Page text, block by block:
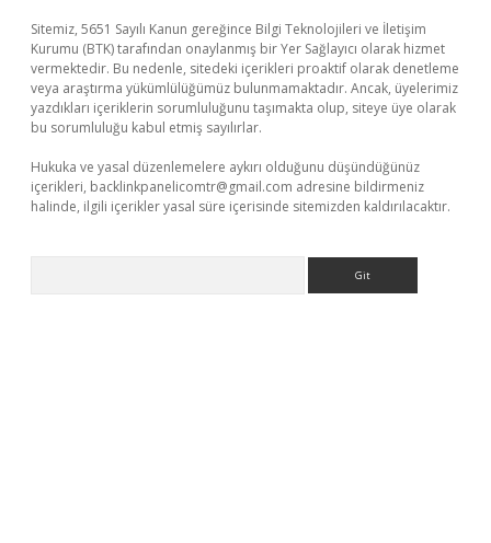
Sitemiz, 5651 Sayılı Kanun gereğince Bilgi Teknolojileri ve İletişim
Kurumu (BTK) tarafından onaylanmış bir Yer Sağlayıcı olarak hizmet
vermektedir. Bu nedenle, sitedeki içerikleri proaktif olarak denetleme
veya araştırma yükümlülüğümüz bulunmamaktadır. Ancak, üyelerimiz
yazdıkları içeriklerin sorumluluğunu taşımakta olup, siteye üye olarak
bu sorumluluğu kabul etmiş sayılırlar.
Hukuka ve yasal düzenlemelere aykırı olduğunu düşündüğünüz
içerikleri, backlinkpanelicomtr@gmail.com adresine bildirmeniz
halinde, ilgili içerikler yasal süre içerisinde sitemizden kaldırılacaktır.